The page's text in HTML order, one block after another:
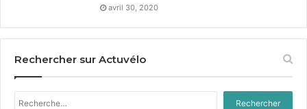
avril 30, 2020
Rechercher sur Actuvélo
Rechercher :